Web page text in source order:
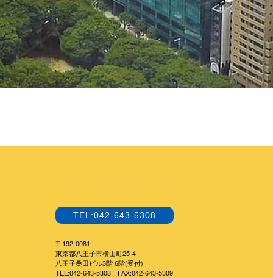
TEL:042-643-5308
〒192-0081
東京都八王子市横山町25-4
八王子桑田ビル3階 6階(受付)
TEL:042-643-5308 FAX:042-643-5309